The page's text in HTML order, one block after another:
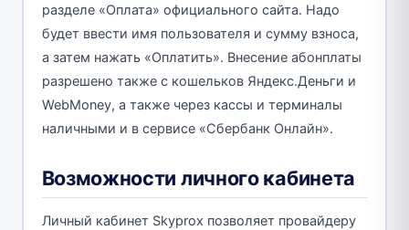
разделе «Оплата» официального сайта. Надо
будет ввести имя пользователя и сумму взноса,
а затем нажать «Оплатить». Внесение абонплаты
разрешено также с кошельков Яндекс.Деньги и
WebMoney, а также через кассы и терминалы
наличными и в сервисе «Сбербанк Онлайн».
Возможности личного кабинета
Личный кабинет Skyprox позволяет провайдеру